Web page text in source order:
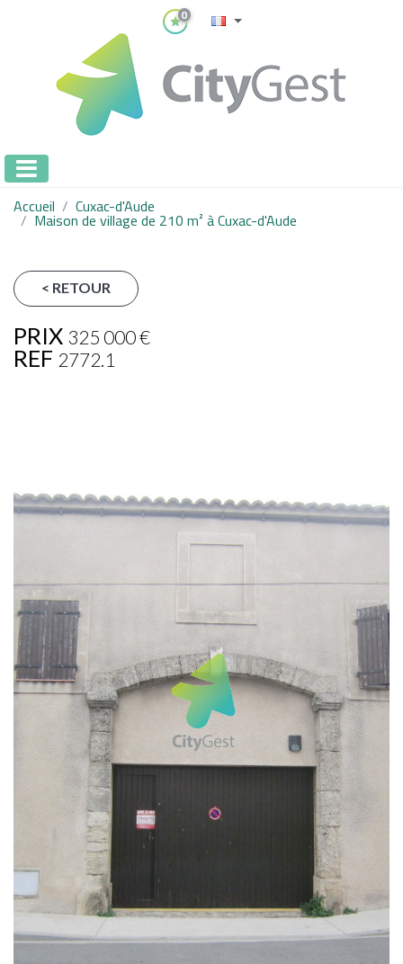
0
Accueil Cuxac-d'Aude
Maison de village de 210 m² à Cuxac-d'Aude
< RETOUR
PRIX 325 000€
REF 2772.1